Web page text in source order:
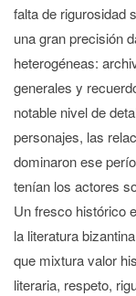
falta de rigurosidad
una gran precisión
heterogéneas:
generales y
notable nivel de
personajes, las
dominaron ese
tenían los actores
Un fresco histórico
la literatura
que mixtura valor
literaria, respeto,